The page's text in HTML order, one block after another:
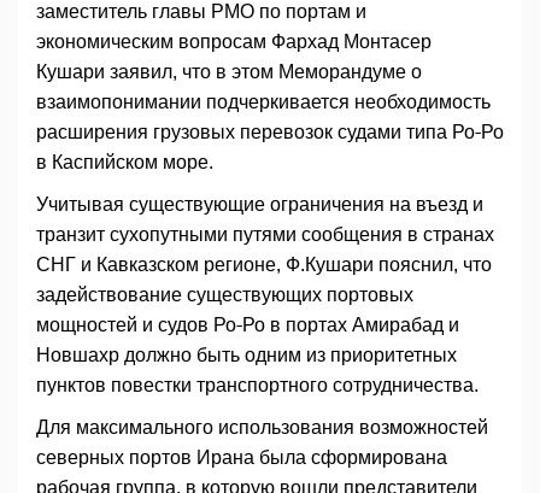
заместитель главы РМО по портам и
экономическим вопросам Фархад Монтасер
Кушари заявил, что в этом Меморандуме о
взаимопонимании подчеркивается необходимость
расширения грузовых перевозок судами типа Ро-Ро
в Каспийском море.
Учитывая существующие ограничения на въезд и
транзит сухопутными путями сообщения в странах
СНГ и Кавказском регионе, Ф.Кушари пояснил, что
задействование существующих портовых
мощностей и судов Ро-Ро в портах Амирабад и
Новшахр должно быть одним из приоритетных
пунктов повестки транспортного сотрудничества.
Для максимального использования возможностей
северных портов Ирана была сформирована
рабочая группа, в которую вошли представители